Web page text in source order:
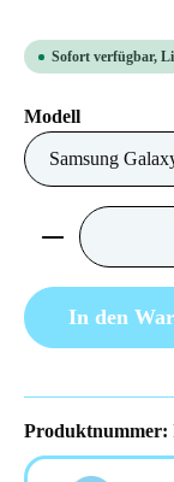
Sofort verfügbar,
Modellauswählen
Produkt
In den
Produktnummer: